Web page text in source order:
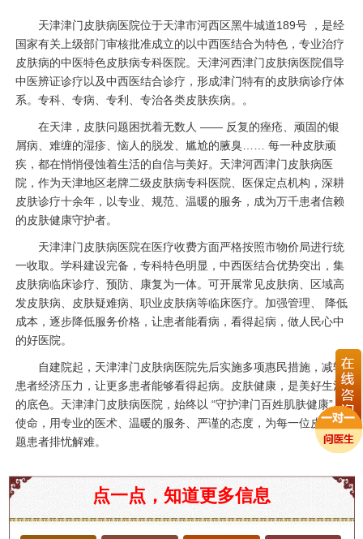
天津津门皮肤病医院位于天津市河西区黑牛城道189号 ，是经
国家有关上级部门审核批准成立的以中西医结合为特色，专业治疗
皮肤病的中医特色皮肤病专科医院。天津河西津门皮肤病医院倡导
中医辨证诊疗以及中西医结合诊疗，形成津门特有的皮肤病诊疗体
系。专科、专病、专利、专治各类皮肤疾病。。
在天津，皮肤问题困扰着无数人 —— 反复的痤疮、顽固的银
屑病、难缠的湿疹、恼人的脱发、尴尬的腋臭…… 每一种皮肤顽
疾，都在悄悄侵蚀着生活的自信与美好。天津河西津门皮肤病医
院，作为天津地区老牌二级皮肤病专科医院、医保定点机构，深耕
皮肤诊疗十余年，以专业、规范、温暖的服务，成为万千患者信赖
的皮肤健康守护者。
天津津门皮肤病医院在医疗收费方面严格按照市物价局进行统
一收取。学科建设完备，专科特色明显，中西医结合优势突出，集
皮肤病临床诊疗、预防、康复为一体。可开展常见皮肤病、区域高
发皮肤病、皮肤疑难病、职业皮肤病等临床医疗。加强管理、 降低
成本，逐步降低服务价格，让患者能看病，看得起病，做人民心中
的好医院。
自建院起，天津津门皮肤病医院先后实施多项惠民措施，减轻
患者经济压力，让更多患者能够看得起病。皮肤健康，是美好生活
的底色。天津津门皮肤病医院，始终以 “守护津门百姓肌肤健康” 为
使命，用专业的医术、温暖的服务、严谨的态度，为每一位皮肤问
题患者排忧解难。
点一点，知道更多信息